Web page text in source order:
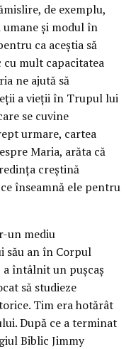
de exemplu,
umane și modul în
ca aceștia să
cu mult capacitatea
ne ajută să
a vieții în Trupul lui
se cuvine
urmare, cartea
Maria, arăta că
creștină
înseamnă ele pentru
un mediu
său an în Corpul
întâlnit un pușcaș
să studieze
Tim era hotărât
După ce a terminat
Biblic Jimmy